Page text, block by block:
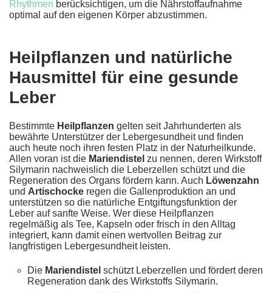
Rhythmen berücksichtigen, um die Nährstoffaufnahme
optimal auf den eigenen Körper abzustimmen.
Heilpflanzen und natürliche
Hausmittel für eine gesunde
Leber
Bestimmte Heilpflanzen gelten seit Jahrhunderten als
bewährte Unterstützer der Lebergesundheit und finden
auch heute noch ihren festen Platz in der Naturheilkunde.
Allen voran ist die Mariendistel zu nennen, deren Wirkstoff
Silymarin nachweislich die Leberzellen schützt und die
Regeneration des Organs fördern kann. Auch Löwenzahn
und Artischocke regen die Gallenproduktion an und
unterstützen so die natürliche Entgiftungsfunktion der
Leber auf sanfte Weise. Wer diese Heilpflanzen
regelmäßig als Tee, Kapseln oder frisch in den Alltag
integriert, kann damit einen wertvollen Beitrag zur
langfristigen Lebergesundheit leisten.
Die Mariendistel schützt Leberzellen und fördert deren
Regeneration dank des Wirkstoffs Silymarin.